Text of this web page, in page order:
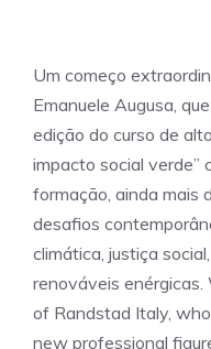
Um começo
Emanuele Augusa,
edição do curso de
impacto social verde”
formação, ainda mais
desafios
climática, justiça
renováveis
of Randstad Italy,
new professional